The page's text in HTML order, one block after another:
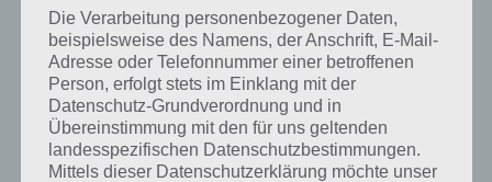
Die Verarbeitung personenbezogener Daten,
beispielsweise des Namens, der Anschrift, E-Mail-
Adresse oder Telefonnummer einer betroffenen
Person, erfolgt stets im Einklang mit der
Datenschutz-Grundverordnung und in
Übereinstimmung mit den für uns geltenden
landesspezifischen Datenschutzbestimmungen.
Mittels dieser Datenschutzerklärung möchte unser